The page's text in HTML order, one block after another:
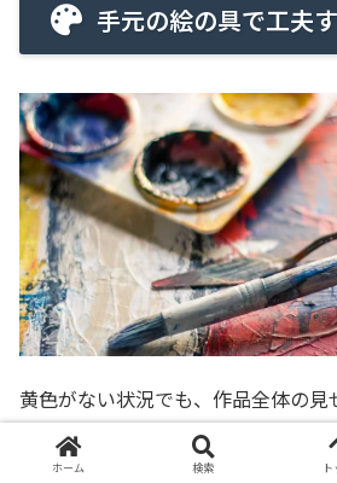
手元の絵の具で工夫
黄色がない状況でも、作品全体の
色が不足している印象をかなり弱め
ホーム 検索 ト